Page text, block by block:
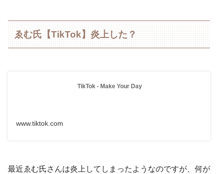
ゑむ氏【TikTok】炎上した？
TikTok - Make Your Day
www.tiktok.com
最近ゑむ氏さんは炎上してしまったようなのですが、何が